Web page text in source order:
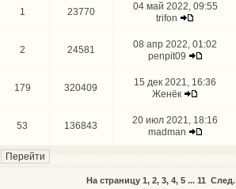
1 23770
04 май 2022, 09:55
trifon
2 24581
08 апр 2022, 01:02
penpit09
179 320409
15 дек 2021, 16:36
Женёк
53 136843
20 июл 2021, 18:16
madman
На страницу 1,2,3,4,5 ...11 След.